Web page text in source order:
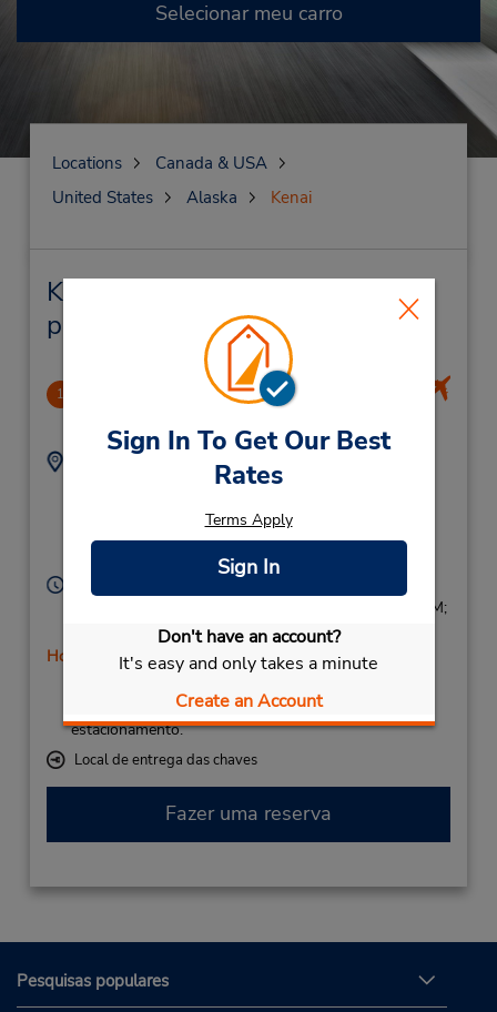
Sign In To Get Our Best
Rates
Terms Apply
Sign In
Don't have an account?
It's easy and only takes a minute
Create an Account
Selecionar meu carro
Locations
Canada & USA
United States
Alaska Kenai
Kenai Locação de veículo e lojas
próximas
1
Endereço:
305 N Willow St - Ste
Location Type:
Licensee
Horário de funcionamento:
Sun 8:00 AM - 5:00 PM; Mon - Fri 7:00 AM - 9:00 PM;
Sat 8:00 AM - 5:00 PM
Horário de feriado
dentro do terminal, a uma curta distância do
estacionamento.
Local de entrega das chaves
Fazer uma reserva
Pesquisas populares